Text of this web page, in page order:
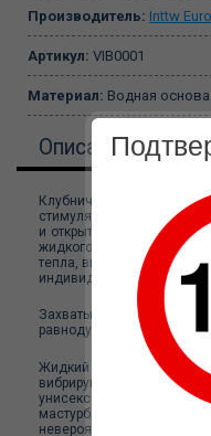
Производитель: Inttw
Артикул: VIB0001
Материал: Водная основа
Описание
Клубничные
стимуляции, повысят не
и открыть самые тайные
жидкого вибратора
тепла, вибрации и
индивидульного уровня
Захватывающий вкус
равнодушными, вкус
Жидкий вибратор
вибрирующих ощущений
унисекс и может
мастурбации,
невероятного вкуса.